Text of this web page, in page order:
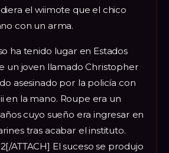
el wiimote que el chico
con un arma.
ha tenido lugar en Estados
un joven llamado Christopher
asesinado por la policía con
en la mano. Roupe era un
cuyo sueño era ingresar en
tras acabar el instituto.
ATTACH] El suceso se produjo